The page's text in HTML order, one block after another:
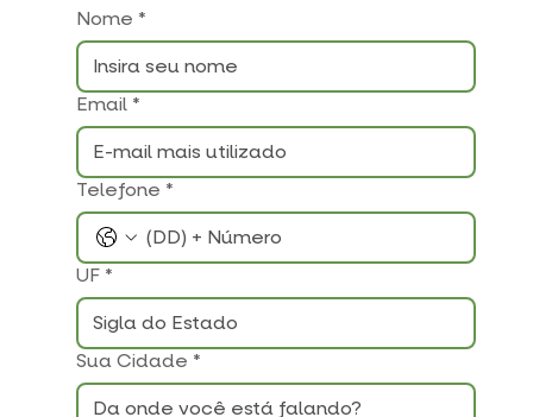
Nome *
Email *
Telefone *
UF *
Sua Cidade *